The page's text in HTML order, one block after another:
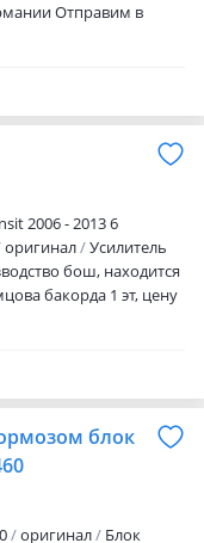
Отправим в
без выходных
2006 - 2013 6
оригинал
Усилитель
бош, находится
бакорда 1 эт, цену
бутик 132, Рэд
блок
оригинал
Блок